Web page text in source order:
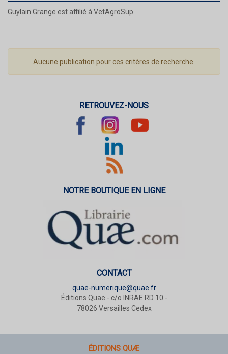
Guylain Grange est affilié à VetAgroSup.
Aucune publication pour ces critères de recherche.
RETROUVEZ-NOUS
NOTRE BOUTIQUE EN LIGNE
CONTACT
quae-numerique@quae.fr
Éditions Quae - c/o INRAE RD 10 -
78026 Versailles Cedex
ÉDITIONS QUÆ